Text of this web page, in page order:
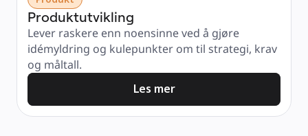
Produktutvikling
Lever raskere enn noensinne ved å gjøre
idémyldring og kulepunkter om til strategi, krav
og måltall.
Les mer